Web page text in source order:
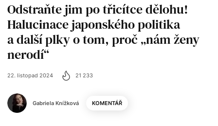
Odstraňte jim po třicítce dělohu!
Halucinace japonského politika
a další plky o tom, proč „nám ženy
nerodí“
Gabriela Knížková
22. listopad 2024 21 233
KOMENTÁŘ